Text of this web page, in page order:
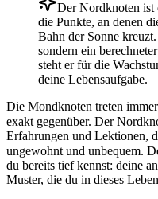
Der Nordknoten ist
die Punkte, an denen
Bahn der Sonne
sondern ein
steht er für die
deine Lebensaufgabe.
Die Mondknoten treten
exakt gegenüber. Der
Erfahrungen und Lektionen,
ungewohnt und unbequem.
du bereits tief kennst: deine
Muster, die du in dieses